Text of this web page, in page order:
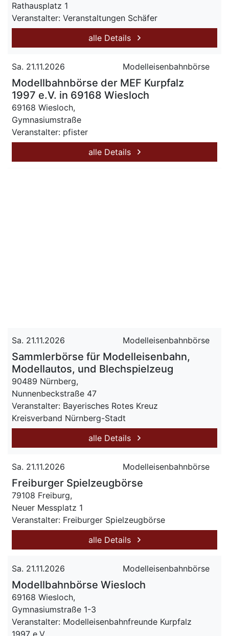
Rathausplatz 1
Veranstalter: Veranstaltungen Schäfer
alle Details
Sa. 21.11.2026 Modelleisenbahnbörse
Modellbahnbörse der MEF Kurpfalz
1997 e.V. in 69168 Wiesloch
69168 Wiesloch,
Gymnasiumstraße
Veranstalter: pfister
alle Details
Sa. 21.11.2026 Modelleisenbahnbörse
Sammlerbörse für Modelleisenbahn,
Modellautos, und Blechspielzeug
90489 Nürnberg,
Nunnenbeckstraße 47
Veranstalter: Bayerisches Rotes Kreuz
Kreisverband Nürnberg-Stadt
alle Details
Sa. 21.11.2026 Modelleisenbahnbörse
Freiburger Spielzeugbörse
79108 Freiburg,
Neuer Messplatz 1
Veranstalter: Freiburger Spielzeugbörse
alle Details
Sa. 21.11.2026 Modelleisenbahnbörse
Modellbahnbörse Wiesloch
69168 Wiesloch,
Gymnasiumstraße 1-3
Veranstalter: Modelleisenbahnfreunde Kurpfalz
1997 e.V.